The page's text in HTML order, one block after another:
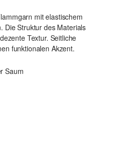
mit elastischem
Die Struktur des Materials
Textur. Seitliche
funktionalen Akzent.
Saum